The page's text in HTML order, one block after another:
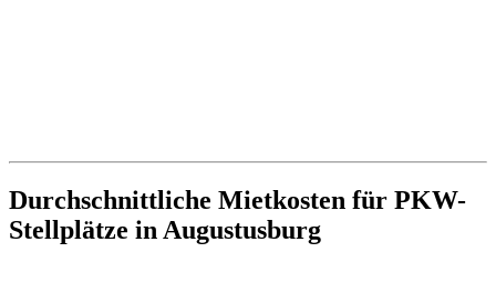
Durchschnittliche Mietkosten für PKW-
Stellplätze in Augustusburg